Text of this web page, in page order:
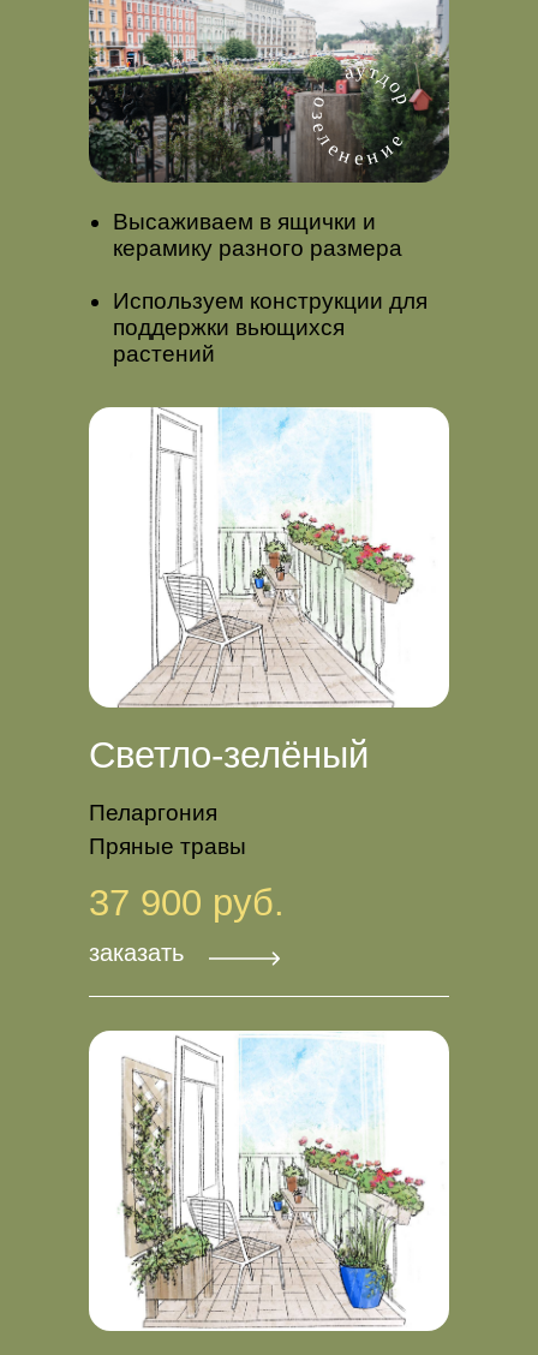
Пеларгония
Пряные травы
37 900 руб.
Светло-зелёный
заказать
Высаживаем в ящички и
керамику разного размера
Используем конструкции для
поддержки вьющихся
растений